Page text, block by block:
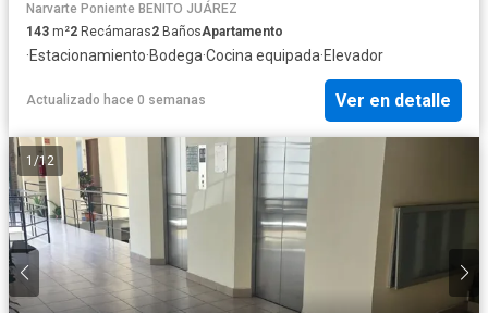
Narvarte Poniente BENITO JUÁREZ
143 m²2 Recámaras2 BañosApartamento
·Estacionamiento·Bodega·Cocina equipada·Elevador
Actualizado hace 0 semanas Ver en detalle
1 /12